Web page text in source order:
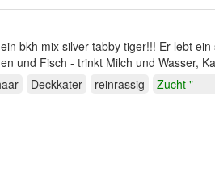
bkh mix silver tabby tiger!!! Er lebt
und Fisch - trinkt Milch und Wasser,
Deckkater reinrassig Zucht